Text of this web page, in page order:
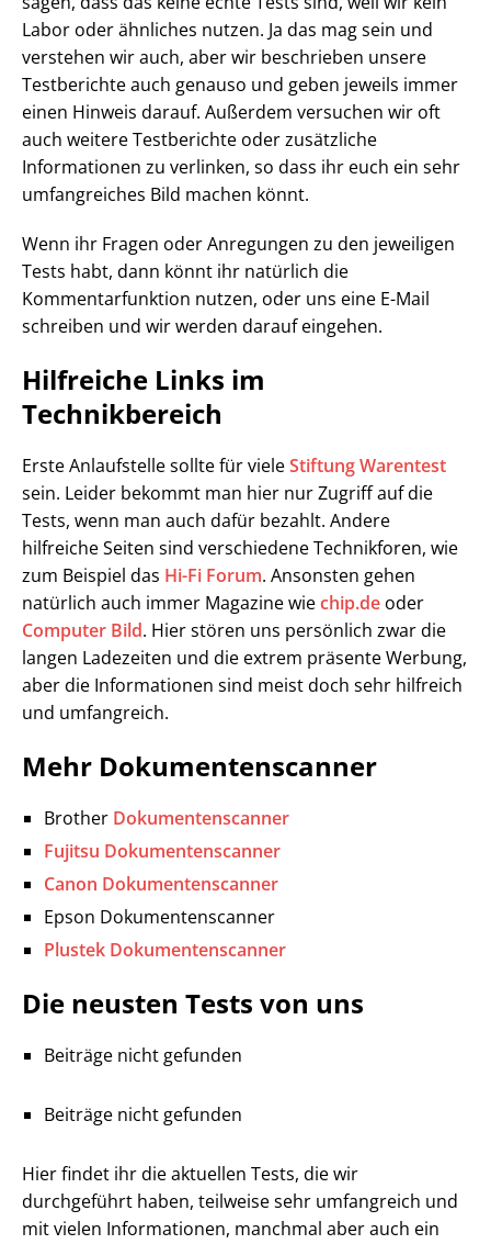
Labor oder ähnliches nutzen. Ja das mag sein und
verstehen wir auch, aber wir beschrieben unsere
Testberichte auch genauso und geben jeweils immer
einen Hinweis darauf. Außerdem versuchen wir oft
auch weitere Testberichte oder zusätzliche
Informationen zu verlinken, so dass ihr euch ein sehr
umfangreiches Bild machen könnt.
Wenn ihr Fragen oder Anregungen zu den jeweiligen
Tests habt, dann könnt ihr natürlich die
Kommentarfunktion nutzen, oder uns eine E-Mail
schreiben und wir werden darauf eingehen.
Hilfreiche Links im
Technikbereich
Erste Anlaufstelle sollte für vieleStiftung Warentest
sein. Leider bekommt man hier nur Zugriff auf die
Tests, wenn man auch dafür bezahlt. Andere
hilfreiche Seiten sind verschiedene Technikforen, wie
zum Beispiel das Hi-Fi Forum. Ansonsten gehen
natürlich auch immer Magazine wiechip.de oder
Computer Bild. Hier stören uns persönlich zwar die
langen Ladezeiten und die extrem präsente Werbung,
aber die Informationen sind meist doch sehr hilfreich
und umfangreich.
Mehr Dokumentenscanner
Brother Dokumentenscanner
Fujitsu Dokumentenscanner
Canon Dokumentenscanner
Epson Dokumentenscanner
Plustek Dokumentenscanner
Die neusten Tests von uns
Beiträge nicht gefunden
Beiträge nicht gefunden
Hier findet ihr die aktuellen Tests, die wir
durchgeführt haben, teilweise sehr umfangreich und
mit vielen Informationen, manchmal aber auch ein